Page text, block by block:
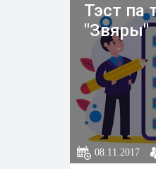
Тэст па
"Звяры"
08.11.2017